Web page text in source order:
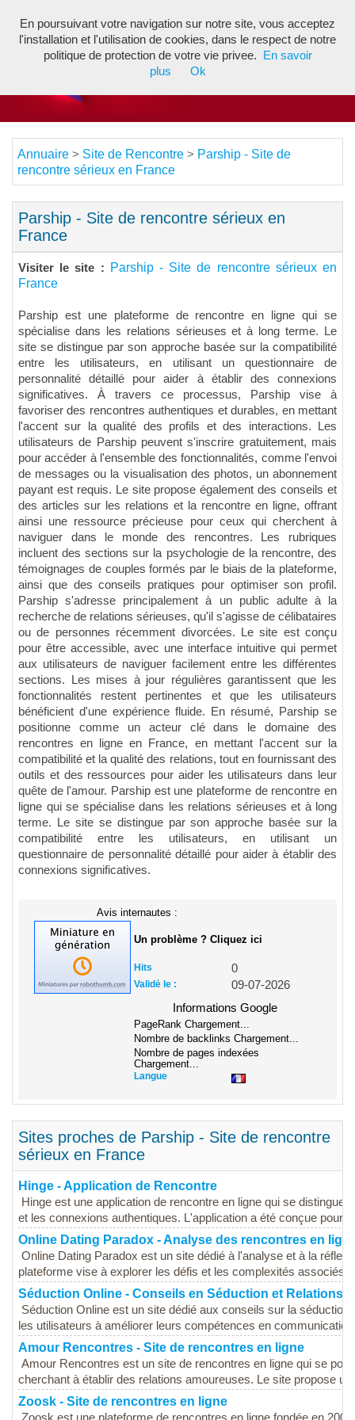
Annuaire > Site de Rencontre > Parship - Site de
rencontre sérieux en France
Parship - Site de rencontre sérieux en
France
Visiter le site :
Parship - Site de rencontre sérieux en
France
Parship est une plateforme de rencontre en ligne qui se
spécialise dans les relations sérieuses et à long terme. Le
site se distingue par son approche basée sur la compatibilité
entre les utilisateurs, en utilisant un questionnaire de
personnalité détaillé pour aider à établir des connexions
significatives. À travers ce processus, Parship vise à
favoriser des rencontres authentiques et durables, en mettant
l'accent sur la qualité des profils et des interactions. Les
utilisateurs de Parship peuvent s'inscrire gratuitement, mais
pour accéder à l'ensemble des fonctionnalités, comme l'envoi
de messages ou la visualisation des photos, un abonnement
payant est requis. Le site propose également des conseils et
des articles sur les relations et la rencontre en ligne, offrant
ainsi une ressource précieuse pour ceux qui cherchent à
naviguer dans le monde des rencontres. Les rubriques
incluent des sections sur la psychologie de la rencontre, des
témoignages de couples formés par le biais de la plateforme,
ainsi que des conseils pratiques pour optimiser son profil.
Parship s'adresse principalement à un public adulte à la
recherche de relations sérieuses, qu'il s'agisse de célibataires
ou de personnes récemment divorcées. Le site est conçu
pour être accessible, avec une interface intuitive qui permet
aux utilisateurs de naviguer facilement entre les différentes
sections. Les mises à jour régulières garantissent que les
fonctionnalités restent pertinentes et que les utilisateurs
bénéficient d'une expérience fluide. En résumé, Parship se
positionne comme un acteur clé dans le domaine des
rencontres en ligne en France, en mettant l'accent sur la
compatibilité et la qualité des relations, tout en fournissant des
outils et des ressources pour aider les utilisateurs dans leur
quête de l'amour. Parship est une plateforme de rencontre en
ligne qui se spécialise dans les relations sérieuses et à long
terme. Le site se distingue par son approche basée sur la
compatibilité entre les utilisateurs, en utilisant un
questionnaire de personnalité détaillé pour aider à établir des
connexions significatives.
Avis internautes :
Un problème ? Cliquez ici
Hits 0
Validé le :
09-07-2026
Informations Google
PageRank Chargement...
Nombre de backlinks Chargement...
Nombre de pages indexées
Chargement...
Langue
Sites proches de Parship - Site de rencontre
sérieux en France
Hinge - Application de Rencontre
Hinge est une application de rencontre en ligne qui se
et les connexions authentiques. L'application a été conçue pour
Online Dating Paradox - Analyse des rencontres en
Online Dating Paradox est un site dédié à l'analyse et à la
plateforme vise à explorer les défis et les complexités associés
Séduction Online - Conseils en Séduction et Relations
Séduction Online est un site dédié aux conseils sur la
les utilisateurs à améliorer leurs compétences en
Amour Rencontres - Site de rencontres en ligne
Amour Rencontres est un site de rencontres en ligne qui se
cherchant à établir des relations amoureuses. Le site propose
Zoosk - Site de rencontres en ligne
En poursuivant votre navigation sur notre site, vous acceptez
l'installation et l'utilisation de cookies, dans le respect de notre
politique de protection de votre vie privee.
En savoir
plus
Ok